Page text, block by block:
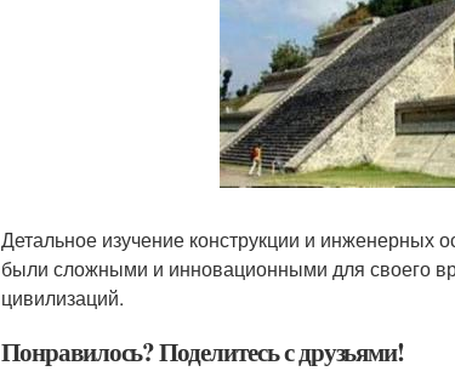
Детальное изучение конструкции и инженерных
были сложными и инновационными для своего
цивилизаций.
Понравилось? Поделитесь с друзьями!